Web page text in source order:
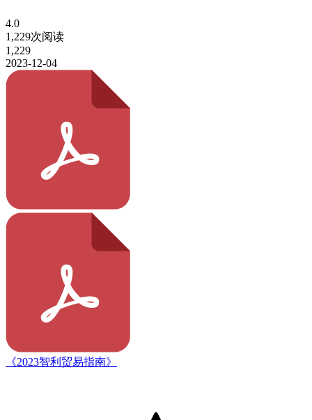
4.0
1,229次阅读
1,229
2023-12-04
《2023智利贸易指南》